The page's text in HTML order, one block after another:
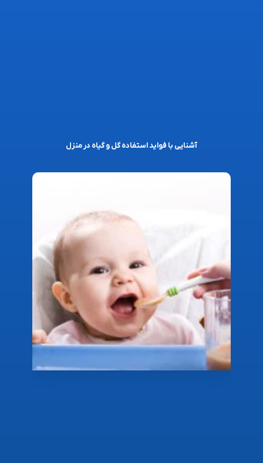
آشنایی با فواید استفاده گل و گیاه در منزل